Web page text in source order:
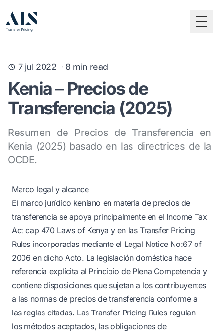
7 jul 2022 · 8 min read
Kenia – Precios de
Transferencia (2025)
Resumen de Precios de Transferencia en
Kenia (2025) basado en las directrices de la
OCDE.
Marco legal y alcance
El marco jurídico keniano en materia de precios de
transferencia se apoya principalmente en el Income Tax
Act cap 470 Laws of Kenya y en las Transfer Pricing
Rules incorporadas mediante el Legal Notice No:67 of
2006 en dicho Acto. La legislación doméstica hace
referencia explícita al Principio de Plena Competencia y
contiene disposiciones que sujetan a los contribuyentes
a las normas de precios de transferencia conforme a
las reglas citadas. Las Transfer Pricing Rules regulan
los métodos aceptados, las obligaciones de